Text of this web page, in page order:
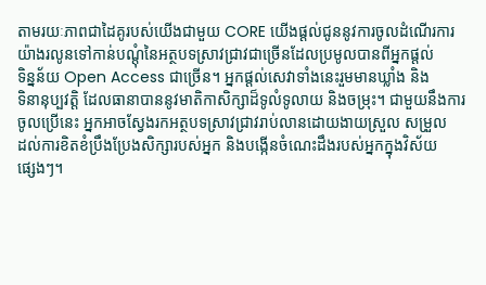
តាមរយៈភាពជាដៃគូរបស់យើងជាមួយ CORE យើងផ្តល់ជូននូវការចូលដំណើរការ
យ៉ាងរលូនទៅកាន់បណ្តុំនៃអត្ថបទស្រាវជ្រាវជាច្រើនដែលប្រមូលបានពីអ្នកផ្តល់
ទិន្នន័យ Open Access ជាច្រើន។ អ្នកផ្តល់សេវាទាំងនេះរួមមានឃ្លាំង និង
ទិនានុប្បវត្តិ ដែលធានាបាននូវមាតិកាសិក្សាដ៏ទូលំទូលាយ និងចម្រុះ។ ជាមួយនឹងការ
ចូលប្រើនេះ អ្នកអាចស្វែងរកអត្ថបទស្រាវជ្រាវរាប់លានដោយងាយស្រួល សម្រួល
ដល់ការខិតខំប្រឹងប្រែងសិក្សារបស់អ្នក និងបង្កើនចំណេះដឹងរបស់អ្នកក្នុងវិស័យ
ផ្សេងៗ។